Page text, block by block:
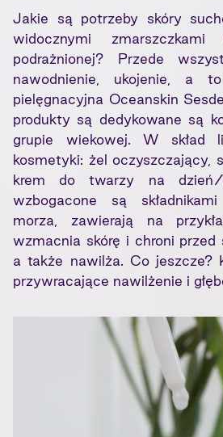
Jakie są potrzeby skóry
widocznymi zmarszczkami
podrażnionej? Przede
nawodnienie, ukojenie, a
pielęgnacyjna Oceanskin
produkty są dedykowane są
grupie wiekowej. W skład
kosmetyki: żel oczyszczający,
krem do twarzy na dzień/
wzbogacone są
morza, zawierają na
wzmacnia skórę i chroni przed
a także nawilża. Co jeszcze?
przywracające nawilżenie i